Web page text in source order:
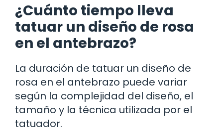
¿Cuánto tiempo lleva
tatuar un diseño de rosa
en el antebrazo?
La duración de tatuar un diseño de
rosa en el antebrazo puede variar
según la complejidad del diseño, el
tamaño y la técnica utilizada por el
tatuador.